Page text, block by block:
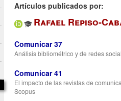
Artículos publicados por:
Rafael Repiso-
Comunicar 37
Análisis bibliométrico y de redes
Comunicar 41
El impacto de las revistas de
Scopus